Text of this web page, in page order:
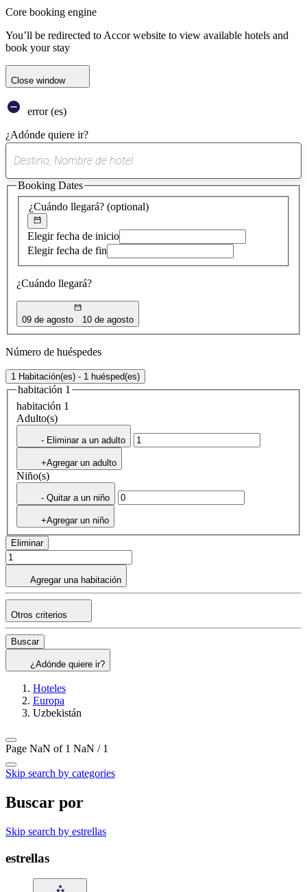
Core booking engine
You’ll be redirected to Accor website to view available hotels and
book your stay
Close window
error (es)
¿Adónde quiere ir?
sugerencia
encontrada
¿Cuándo llegará? (optional)
Elegir fecha de inicio
Elegir fecha de fin
¿Cuándo llegará?
09 de agosto 10 de agosto
Booking Dates
Número de huéspedes
1 Habitación(es) - 1 huésped(es)
habitación 1
habitación 1
Adulto(s)
- Eliminar a un adulto
+Agregar un adulto
Niño(s)
- Quitar a un niño
+Agregar un niño
Eliminar
Agregar una habitación
Otros criterios
Buscar
¿Adónde quiere ir?
Hoteles
Europa
Uzbekistán
Page NaN of 1 NaN / 1
Skip search by categories
Buscar por
Skip search by estrellas
estrellas